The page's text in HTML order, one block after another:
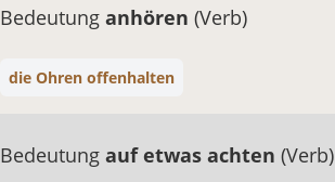
Bedeutung anhören (Verb)
die Ohren offenhalten
Bedeutung auf etwas achten (Verb)